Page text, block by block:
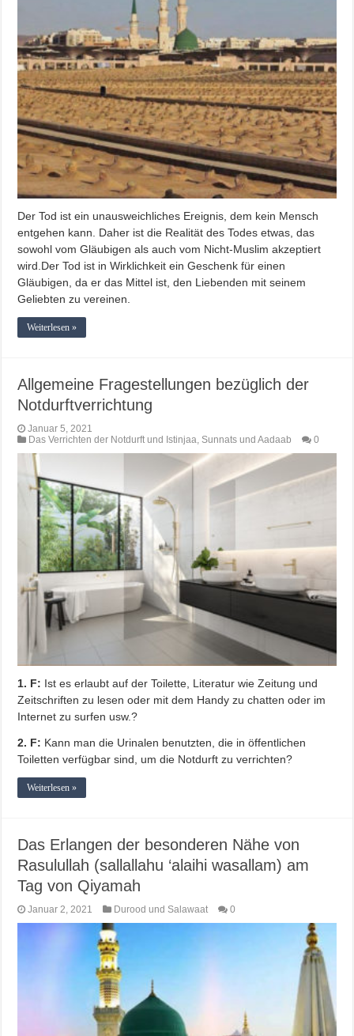
Der Tod ist ein unausweichliches Ereignis, dem kein Mensch
entgehen kann. Daher ist die Realität des Todes etwas, das
sowohl vom Gläubigen als auch vom Nicht-Muslim akzeptiert
wird.Der Tod ist in Wirklichkeit ein Geschenk für einen
Gläubigen, da er das Mittel ist, den Liebenden mit seinem
Geliebten zu vereinen.
Weiterlesen »
Allgemeine Fragestellungen bezüglich der
Notdurftverrichtung
Januar 5, 2021
Das Verrichten der Notdurft und Istinjaa Sunnats und Aadaab 0
1. F: Ist es erlaubt auf der Toilette, Literatur wie Zeitung und
Zeitschriften zu lesen oder mit dem Handy zu chatten oder im
Internet zu surfen usw.?
2. F: Kann man die Urinalen benutzten, die in öffentlichen
Toiletten verfügbar sind, um die Notdurft zu verrichten?
Weiterlesen »
Das Erlangen der besonderen Nähe von
Rasulullah (sallallahu ‘alaihi wasallam) am
Tag von Qiyamah
Januar 2, 2021 Durood und Salawaat 0